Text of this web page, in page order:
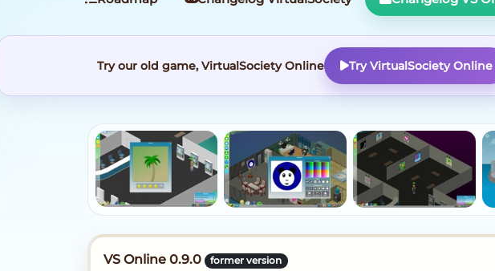
Try our old game, VirtualSociety Online Try VirtualSociety Online
VS Online 0.9.0 former version